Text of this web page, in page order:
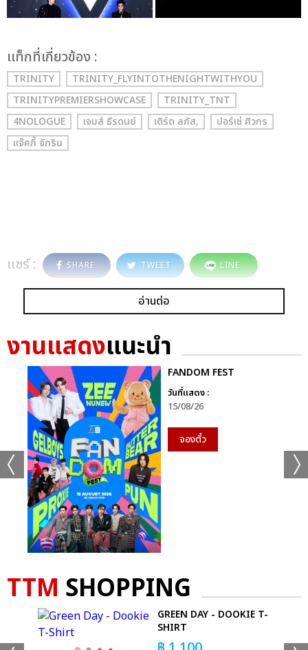
เเท็กที่เกี่ยวข้อง :
TRINITY
TRINITY_FLYINTOTHENIGHTWITHYOU
TRINITYPREMIERSHOWCASE
TRINITY_TNT
4NOLOGUE
เจมส์ ธีรดนย์ เติร์ด ลภัส,
ปอร์เช่ ศิวกร
แจ๊คกี้ จักริน
แชร์ : SHARE TWEET LINE
อ่านต่อ
งานแสดงแนะนำ
FANDOM FEST
วันที่แสดง :
15/08/26
จองตั๋ว
TTM SHOPPING
GREEN DAY - DOOKIE T-
SHIRT